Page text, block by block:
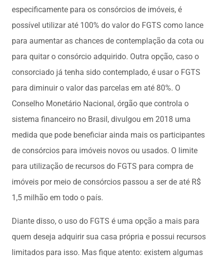
especificamente para os consórcios de imóveis, é
possível utilizar até 100% do valor do FGTS como lance
para aumentar as chances de contemplação da cota ou
para quitar o consórcio adquirido. Outra opção, caso o
consorciado já tenha sido contemplado, é usar o FGTS
para diminuir o valor das parcelas em até 80%. O
Conselho Monetário Nacional, órgão que controla o
sistema financeiro no Brasil, divulgou em 2018 uma
medida que pode beneficiar ainda mais os participantes
de consórcios para imóveis novos ou usados. O limite
para utilização de recursos do FGTS para compra de
imóveis por meio de consórcios passou a ser de até R$
1,5 milhão em todo o país.
Diante disso, o uso do FGTS é uma opção a mais para
quem deseja adquirir sua casa própria e possui recursos
limitados para isso. Mas fique atento: existem algumas